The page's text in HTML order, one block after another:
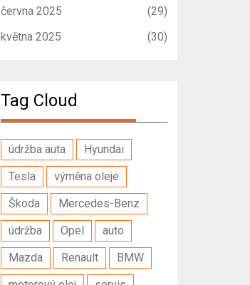
června 2025
(29)
května 2025
(30)
Tag Cloud
údržba auta
Hyundai
Tesla
výměna oleje
Škoda
Mercedes-Benz
údržba
Opel
auto
Mazda
Renault
BMW